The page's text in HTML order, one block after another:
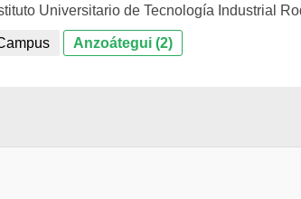
Universitario de Tecnología Industrial
Anzoátegui (2)